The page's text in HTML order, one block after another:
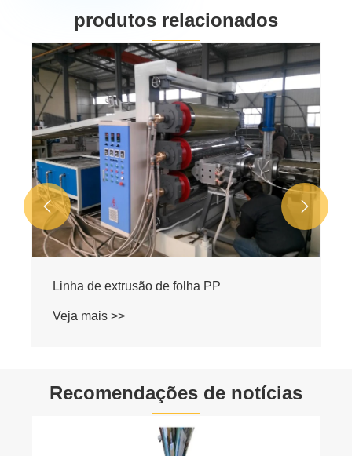
produtos relacionados
Máquina para fabricar placas HDPE
Veja mais >>
 
Recomendações de notícias